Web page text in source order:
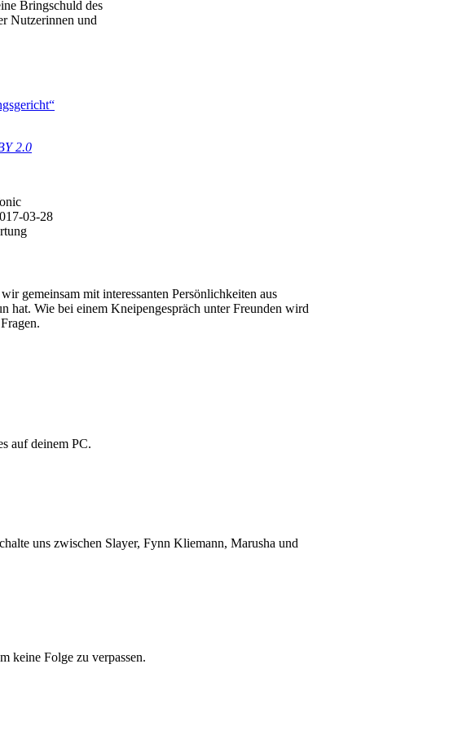
Bringschuld des
Nutzerinnen und
2.0
03-28
gemeinsam mit interessanten Persönlichkeiten aus
hat. Wie bei einem Kneipengespräch unter Freunden wird
auf deinem PC.
uns zwischen Slayer, Fynn Kliemann, Marusha und
keine Folge zu verpassen.